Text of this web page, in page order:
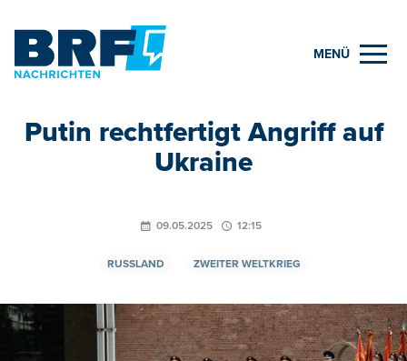
MENÜ
Putin rechtfertigt Angriff auf
Ukraine
09.05.2025 12:15
RUSSLAND ZWEITER WELTKRIEG